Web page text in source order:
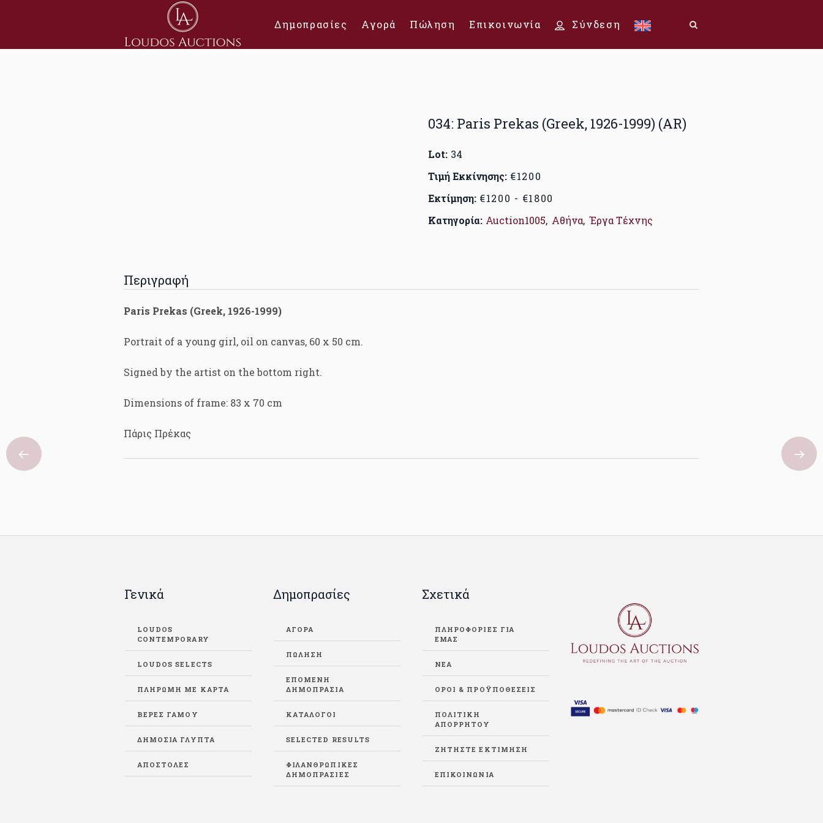
Δημοπρασίες Αγορά Πώληση Επικοινωνία Σύνδεση
034: Paris Prekas (Greek, 1926-1999) (AR)
Lot: 34
Τιμή Εκκίνησης:€1200
Εκτίμηση:€1200 - €1800
Κατηγορία: Auction1005, Αθήνα,Έργα Τέχνης
Περιγραφή
Paris Prekas (Greek, 1926-1999)
Portrait of a young girl, oil on canvas, 60 x 50 cm.
Signed by the artist on the bottom right.
Dimensions of frame: 83 x 70 cm
Πάρις Πρέκας
Γενικά
LOUDOS
CONTEMPORARY
LOUDOS SELECTS
ΠΛΗΡΩΜΗ ΜΕ ΚΑΡΤΑ
ΒΈΡΕΣ ΓΆΜΟΥ
ΔΗΜΌΣΙΑ ΓΛΥΠΤΆ
ΑΠΟΣΤΟΛΈΣ
Δημοπρασίες
ΑΓΟΡΑ
ΠΩΛΗΣΗ
ΕΠΟΜΕΝΗ
ΔΗΜΟΠΡΑΣΙΑ
ΚΑΤΑΛΟΓΟΙ
SELECTED RESULTS
ΦΙΛΑΝΘΡΩΠΙΚΕΣ
ΔΗΜΟΠΡΑΣΙΕΣ
Σχετικά
ΠΛΗΡΟΦΟΡΙΕΣ ΓΙΑ
ΕΜΑΣ
ΝΕΑ
ΌΡΟΙ & ΠΡΟΫΠΟΘΈΣΕΙΣ
ΠΟΛΙΤΙΚΉ
ΑΠΟΡΡΉΤΟΥ
ΖΗΤΉΣΤΕ ΕΚΤΊΜΗΣΗ
ΕΠΙΚΟΙΝΩΝΊΑ